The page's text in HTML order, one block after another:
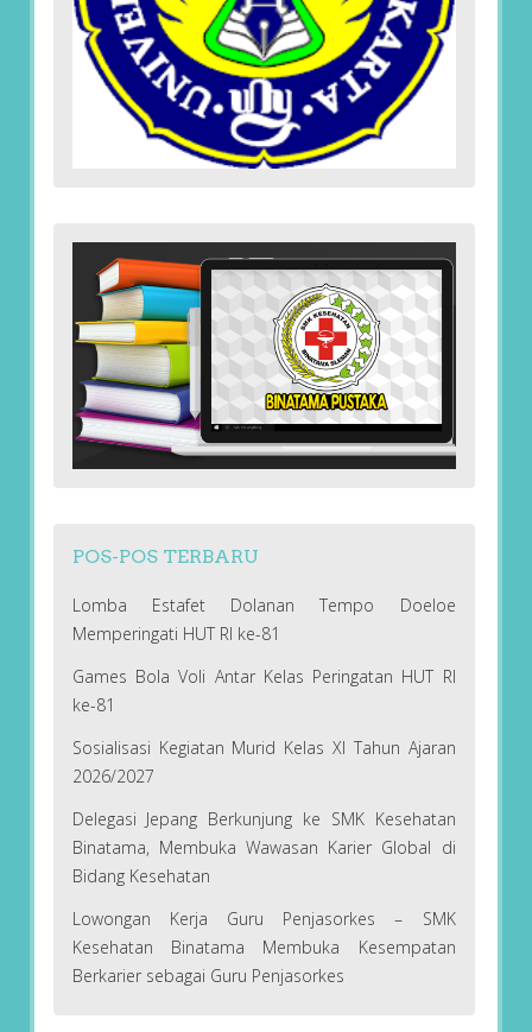
POS-POS TERBARU
Lomba Estafet Dolanan Tempo Doeloe
Memperingati HUT RI ke-81
Games Bola Voli Antar Kelas Peringatan HUT RI
ke-81
Sosialisasi Kegiatan Murid Kelas XI Tahun Ajaran
2026/2027
Delegasi Jepang Berkunjung ke SMK Kesehatan
Binatama, Membuka Wawasan Karier Global di
Bidang Kesehatan
Lowongan Kerja Guru Penjasorkes – SMK
Kesehatan Binatama Membuka Kesempatan
Berkarier sebagai Guru Penjasorkes